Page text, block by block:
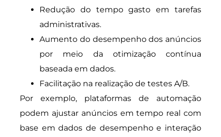
Redução do tempo gasto em tarefas
administrativas.
Aumento do desempenho dos anúncios
por meio da otimização contínua
baseada em dados.
Facilitação na realização de testes A/B.
Por exemplo, plataformas de automação
podem ajustar anúncios em tempo real com
base em dados de desempenho e interação